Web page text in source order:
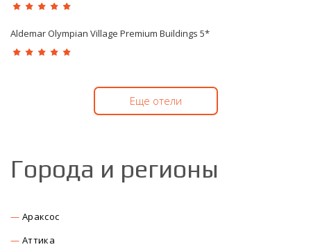
Aldemar Olympian Village Premium Buildings 5*
Еще отели
Города и регионы
Араксос
Аттика